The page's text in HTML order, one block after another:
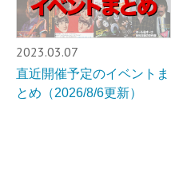
2023.03.07
直近開催予定のイベントま
とめ（2026/8/6更新）